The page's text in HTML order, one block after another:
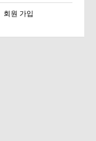
회원 가입